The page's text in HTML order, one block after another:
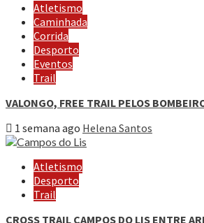
Atletismo
Caminhada
Corrida
Desporto
Eventos
Trail
VALONGO, FREE TRAIL PELOS
1 semana ago Helena Santos
Atletismo
Desporto
Trail
CROSS TRAIL CAMPOS DO LIS ENTRE